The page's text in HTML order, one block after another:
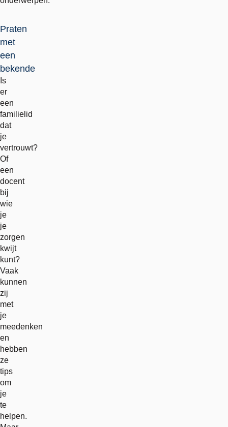
Praten
met
een
bekende
Is
er
een
familielid
dat
je
vertrouwt?
Of
een
docent
bij
wie
je
je
zorgen
kwijt
kunt?
Vaak
kunnen
zij
met
je
meedenken
en
hebben
ze
tips
om
je
te
helpen.